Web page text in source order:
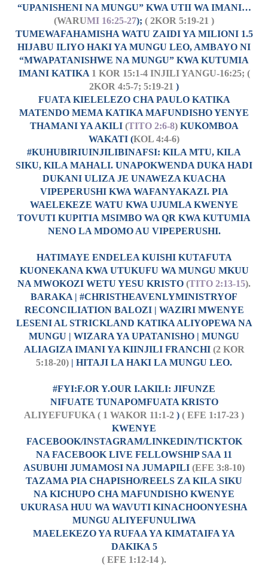
“UPANISHENI NA MUNGU” KWA UTII WA IMANI…
(WARUMI 16:25-27); ( 2KOR 5:19-21 )
TUMEWAFAHAMISHA WATU ZAIDI YA MILIONI 1.5
HIJABU ILIYO HAKI YA MUNGU LEO, AMBAYO NI
“MWAPATANISHWE NA MUNGU” KWA KUTUMIA
IMANI KATIKA 1 KOR 15:1-4 INJILI YANGU-16:25; (
2KOR 4:5-7; 5:19-21 )
FUATA KIELELEZO CHA PAULO KATIKA
MATENDO MEMA KATIKA MAFUNDISHO YENYE
THAMANI YA AKILI (TITO 2:6-8) KUKOMBOA
WAKATI (KOL 4:4-6)
#KUHUBIRIUINJILIBINAFSI: KILA MTU, KILA
SIKU, KILA MAHALI. UNAPOKWENDA DUKA HADI
DUKANI ULIZA JE UNAWEZA KUACHA
VIPEPERUSHI KWA WAFANYAKAZI. PIA
WAELEKEZE WATU KWA UJUMLA KWENYE
TOVUTI KUPITIA MSIMBO WA QR KWA KUTUMIA
NENO LA MDOMO AU VIPEPERUSHI.
HATIMAYE ENDELEA KUISHI KUTAFUTA
KUONEKANA KWA UTUKUFU WA MUNGU MKUU
NA MWOKOZI WETU YESU KRISTO (TITO 2:13-15).
BARAKA | #CHRISTHEAVENLYMINISTRYOF
RECONCILIATION BALOZI | WAZIRI MWENYE
LESENI AL STRICKLAND KATIKA ALIYOPEWA NA
MUNGU | WIZARA YA UPATANISHO | MUNGU
ALIAGIZA IMANI YA KIINJILI FRANCHI (2 KOR
5:18-20) | HITAJI LA HAKI LA MUNGU LEO.
#FYI:F.OR Y.OUR I.AKILI: JIFUNZE
NIFUATE TUNAPOMFUATA KRISTO
ALIYEFUFUKA ( 1 WAKOR 11:1-2 ) ( EFE 1:17-23 )
KWENYE
FACEBOOK/INSTAGRAM/LINKEDIN/TICKTOK
NA FACEBOOK LIVE FELLOWSHIP SAA 11
ASUBUHI JUMAMOSI NA JUMAPILI (EFE 3:8-10)
TAZAMA PIA CHAPISHO/REELS ZA KILA SIKU
NA KICHUPO CHA MAFUNDISHO KWENYE
UKURASA HUU WA WAVUTI KINACHOONYESHA
MUNGU ALIYEFUNULIWA
MAELEKEZO YA RUFAA YA KIMATAIFA YA
DAKIKA 5
( EFE 1:12-14 ).